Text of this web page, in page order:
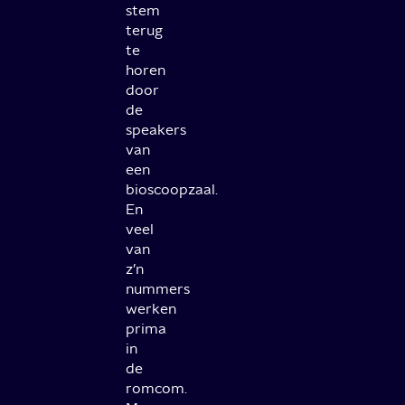
stem
terug
te
horen
door
de
speakers
van
een
bioscoopzaal.
En
veel
van
z’n
nummers
werken
prima
in
de
romcom.